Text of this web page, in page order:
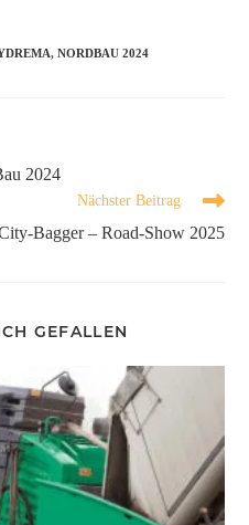
, NORDBAU 2024
2024
Nächster Beitrag
Bagger – Road-Show 2025
GEFALLEN